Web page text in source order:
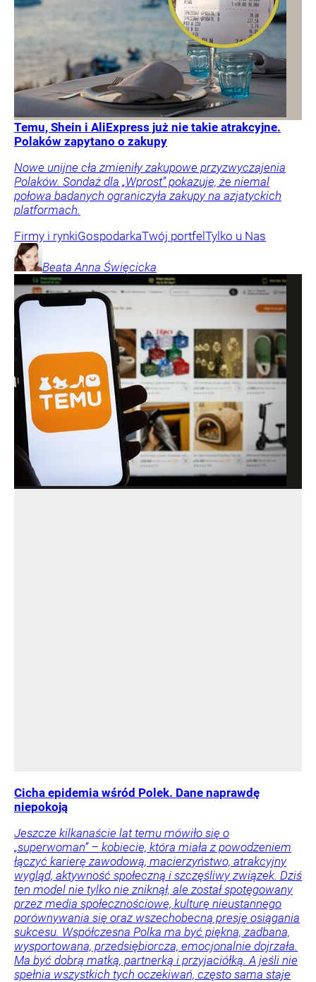
Temu, Shein i AliExpress już nie takie atrakcyjne.
Polaków zapytano o zakupy
Nowe unijne cła zmieniły zakupowe przyzwyczajenia
Polaków. Sondaż dla „Wprost” pokazuje, że niemal
połowa badanych ograniczyła zakupy na azjatyckich
platformach.
Firmy i rynkiGospodarkaTwój portfelTylko u Nas
Beata Anna Święcicka
Cicha epidemia wśród Polek. Dane naprawdę
niepokoją
Jeszcze kilkanaście lat temu mówiło się o
„superwoman” – kobiecie, która miała z powodzeniem
łączyć karierę zawodową, macierzyństwo, atrakcyjny
wygląd, aktywność społeczną i szczęśliwy związek. Dziś
ten model nie tylko nie zniknął, ale został spotęgowany
przez media społecznościowe, kulturę nieustannego
porównywania się oraz wszechobecną presję osiągania
sukcesu. Współczesna Polka ma być piękna, zadbana,
wysportowana, przedsiębiorcza, emocjonalnie dojrzała.
Ma być dobrą matką, partnerką i przyjaciółką. A jeśli nie
spełnia wszystkich tych oczekiwań, często sama staje